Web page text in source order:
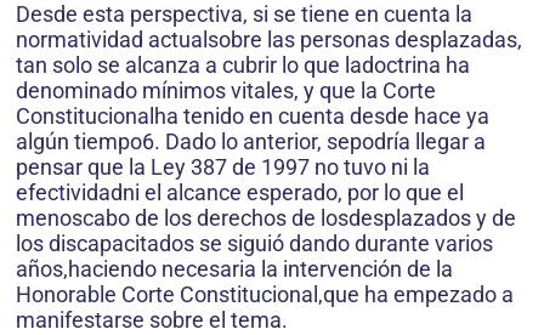
Desde esta perspectiva, si se tiene en cuenta la
normatividad actualsobre las personas desplazadas,
tan solo se alcanza a cubrir lo que ladoctrina ha
denominado mínimos vitales, y que la Corte
Constitucionalha tenido en cuenta desde hace ya
algún tiempo6. Dado lo anterior, sepodría llegar a
pensar que la Ley 387 de 1997 no tuvo ni la
efectividadni el alcance esperado, por lo que el
menoscabo de los derechos de losdesplazados y de
los discapacitados se siguió dando durante varios
años,haciendo necesaria la intervención de la
Honorable Corte Constitucional,que ha empezado a
manifestarse sobre el tema.